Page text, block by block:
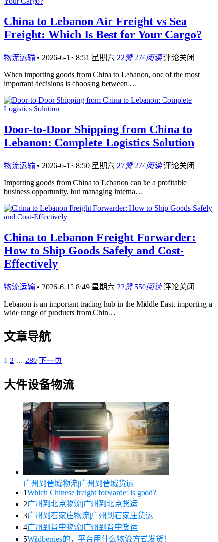
China to Lebanon Air Freight vs Sea
Freight: Which Is Best for Your Cargo?
物流运输 • 2026-6-13 8:51 星期六 22赞 274阅读 评论关闭
When importing goods from China to Lebanon, one of the most
important decisions is choosing between …
Door-to-Door Shipping from China to
Lebanon: Complete Logistics Solution
物流运输 • 2026-6-13 8:50 星期六 27赞 274阅读 评论关闭
Importing goods from China to Lebanon can be a profitable
business opportunity, but managing interna…
China to Lebanon Freight Forwarder:
How to Ship Goods Safely and Cost-
Effectively
物流运输 • 2026-6-13 8:49 星期六 22赞 550阅读 评论关闭
Lebanon is an important trading hub in the Middle East, importing a
wide range of products from Chin…
文章导航
1 2 … 280 下一页
大件设备物流
广州到晋城物流|广州到晋城货运
1Which Chinese freight forwarder is good?
2广州到北京物流|广州到北京货运
3广州到石家庄物流|广州到石家庄货运
4广州到晋中物流|广州到晋中货运
5Wildberries的，平台用什么物流方式发货！